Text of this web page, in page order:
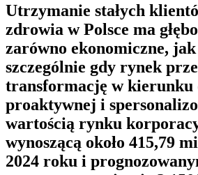
Utrzymanie stałych
zdrowia w Polsce ma
zarówno ekonomiczne, jak
szczególnie gdy rynek
transformację w kierunku
proaktywnej i
wartością rynku
wynoszącą około 415,79
2024 roku i